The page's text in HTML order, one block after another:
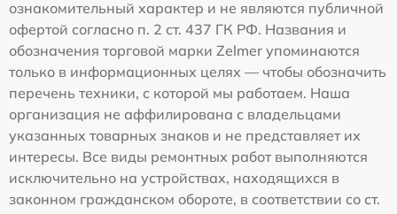
ознакомительный характер и не являются публичной
офертой согласно п. 2 ст. 437 ГК РФ. Названия и
обозначения торговой марки Zelmer упоминаются
только в информационных целях — чтобы обозначить
перечень техники, с которой мы работаем. Наша
организация не аффилирована с владельцами
указанных товарных знаков и не представляет их
интересы. Все виды ремонтных работ выполняются
исключительно на устройствах, находящихся в
законном гражданском обороте, в соответствии со ст.